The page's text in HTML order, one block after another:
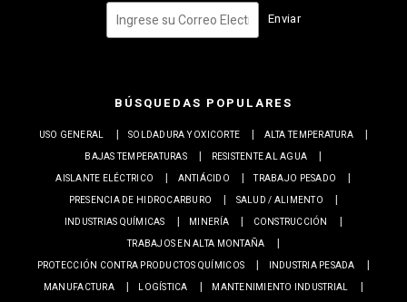
Enviar
BÚSQUEDAS POPULARES
USO GENERAL SOLDADURA Y OXICORTE
ALTA TEMPERATURA
BAJAS TEMPERATURAS
RESISTENTE AL AGUA
AISLANTE ELÉCTRICO
ANTIÁCIDO
TRABAJO PESADO
PRESENCIA DE HIDROCARBURO
SALUD / ALIMENTO
INDUSTRIAS QUÍMICAS
MINERÍA
CONSTRUCCIÓN
TRABAJOS EN ALTA MONTAÑA
PROTECCIÓN CONTRA PRODUCTOS QUÍMICOS
INDUSTRIA PESADA
MANUFACTURA
LOGÍSTICA
MANTENIMIENTO INDUSTRIAL